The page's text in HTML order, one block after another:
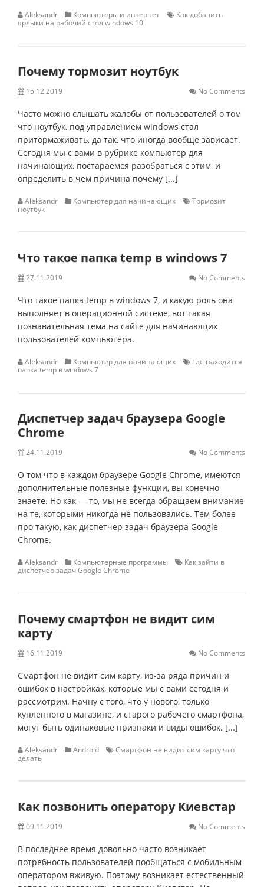
Aleksandr Компьютеры и интернет
Как добавить
ярлыки на рабочий стол windows 10
Почему тормозит ноутбук
15.12.2019 No Comments
Часто можно слышать жалобы от пользователей о том
что ноутбук, под управлением windows стал
притормаживать, да так, что иногда вообще зависает.
Сегодня мы с вами в рубрике компьютер для
начинающих, постараемся разобраться с этим, и
определить в чём причина почему [...]
Aleksandr Компьютер для начинающих
Тормозит
ноутбук
Что такое папка temp в windows 7
27.11.2019 No Comments
Что такое папка temp в windows 7, и какую роль она
выполняет в операционной системе, вот такая
познавательная тема на сайте для начинающих
пользователей компьютера.
Aleksandr Компьютер для начинающих
Где находится
папка temp в windows 7
Диспетчер задач браузера Google
Chrome
24.11.2019 No Comments
О том что в каждом браузере Google Chrome, имеются
дополнительные полезные функции, вы конечно
знаете. Но как — то, мы не всегда обращаем внимание
на те, которыми никогда не пользовались. Тем более
про такую, как диспетчер задач браузера Google
Chrome.
Aleksandr Компьютерные программы
Как зайти в
диспетчер задач Google Chrome
Почему смартфон не видит сим
карту
16.11.2019 No Comments
Смартфон не видит сим карту, из-за ряда причин и
ошибок в настройках, которые мы с вами сегодня и
рассмотрим. Начну с того, что у нового, только
купленного в магазине, и старого рабочего смартфона,
могут быть одинаковые признаки и виды ошибок. [...]
Aleksandr Android
Cмартфон не видит сим карту что
делать
Как позвонить оператору Киевстар
09.11.2019 No Comments
В последнее время довольно часто возникает
потребность пользователей пообщаться с мобильным
оператором вживую. Поэтому возникает естественный